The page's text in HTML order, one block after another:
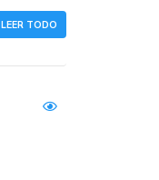
LEER TODO